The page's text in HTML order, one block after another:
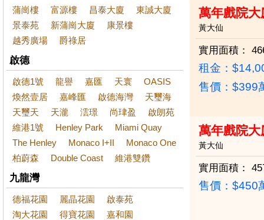
蒲崗樓
富源樓 昌泰大廈
東誠大廈
景泰苑
新蒲崗大廈
康景樓
越秀廣場
爵祿居
啟德
啟德1號 龍譽 嘉匯 天寰
OASIS
煥然壹居
嘉峰匯 啟德海灣
天璽海
天璽天
天瀧 澐璟 尚珒盈
啟朗苑
維港1號
Henley Park
Miami Quay
The Henley
Monaco I+II
Monaco One
柏蔚森
Double Coast 維港雙鑽
九龍灣
德福花園 麗晶花園
啟泰苑
淘大花園
得寶花園 嘉和園
萬年戲院大
黃大仙
實用面積：
租金：
售價： $399
萬年戲院大
黃大仙
實用面積：
售價： $450